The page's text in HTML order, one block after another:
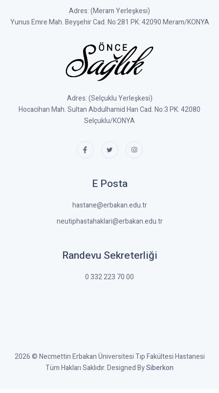
Adres: (Meram Yerleşkesi)
Yunus Emre Mah. Beyşehir Cad. No:281 PK: 42090 Meram/KONYA
Adres: (Selçuklu Yerleşkesi)
Hocacihan Mah. Sultan Abdulhamid Han Cad. No:3 PK: 42080
Selçuklu/KONYA
E Posta
hastane@erbakan.edu.tr
neutiphastahaklari@erbakan.edu.tr
Randevu Sekreterliği
0 332 223 70 00
2026 © Necmettin Erbakan Üniversitesi Tıp Fakültesi Hastanesi
Tüm Hakları Saklıdır. Designed BySiberkon